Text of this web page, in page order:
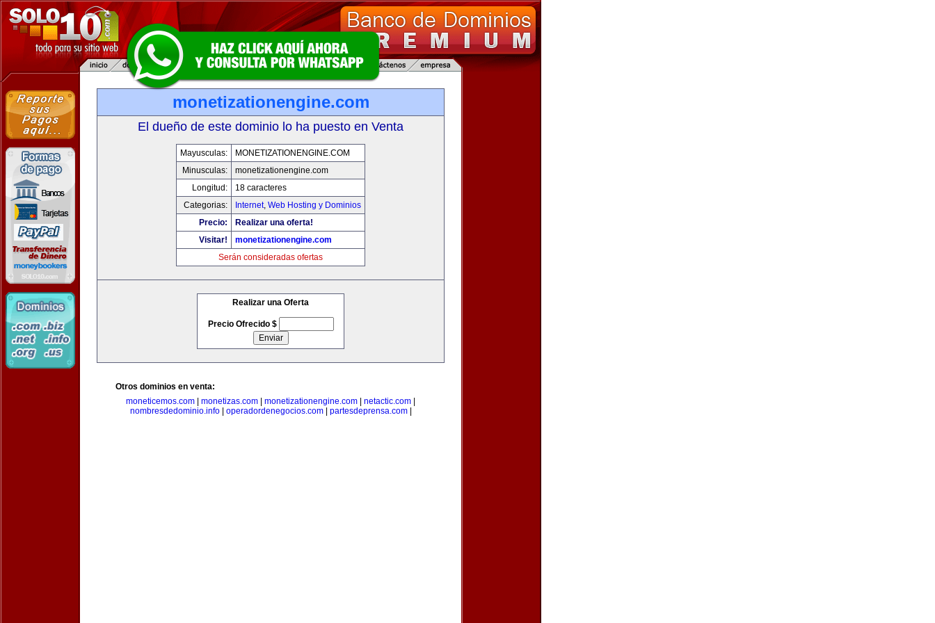
monetizationengine.com
El dueño de este dominio lo ha puesto en Venta
Mayusculas:
MONETIZATIONENGINE.COM
Minusculas:
monetizationengine.com
Longitud:
18 caracteres
Categorias:
Internet, Web Hosting y Dominios
Precio:
Realizar una oferta!
Visitar!
monetizationengine.com
Serán consideradas ofertas
Realizar una Oferta
Precio Ofrecido $
Otros dominios en venta:
moneticemos.com
monetizas.com monetizationengine.com netactic.com
nombresdedominio.info| operadordenegocios.com| partesdeprensa.com|